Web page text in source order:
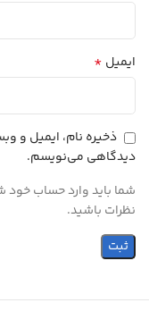
ایمیل *
ذخیره نام، ایمیل و
دیدگاهی می‌نویسم.
شما باید وارد حساب خود
نظرات باشید.